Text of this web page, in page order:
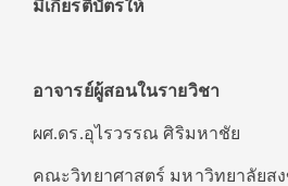
มีเกียรติบัตรให้
อาจารย์ผู้สอนในรายวิชา
ผศ.ดร.อุไรวรรณ ศิริมหาชัย
คณะวิทยาศาสตร์ มหาวิทยาลัยส